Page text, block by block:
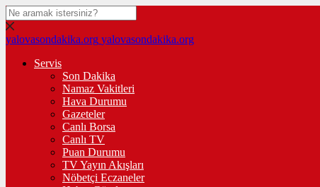
yalovasondakika.org yalovasondakika.org
Servis
Son Dakika
Namaz Vakitleri
Hava Durumu
Gazeteler
Canlı Borsa
Canlı TV
Puan Durumu
TV Yayın Akışları
Nöbetçi Eczaneler